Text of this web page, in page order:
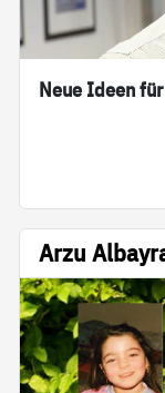
Neue Ideen
Arzu